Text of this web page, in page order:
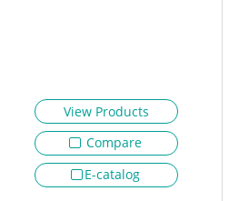
View Products
Compare
E-catalog